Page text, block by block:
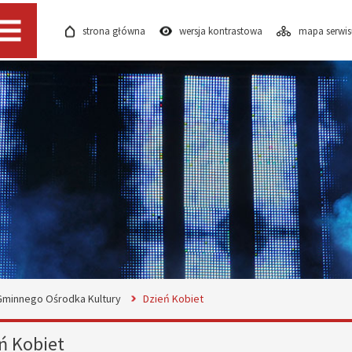
Menu strona główna wersja kontrastowa mapa
Ośrodka Kultury Dzień Kobiet
Kobiet